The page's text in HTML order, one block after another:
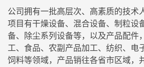
公司拥有一批高层次、高素质的技术
项目有干燥设备、混合设备、制粒设
备、除尘系列设备等，以及产品配件
工、食品、农副产品加工、纺织、电
饲料等领域，产品销往各省市区域，